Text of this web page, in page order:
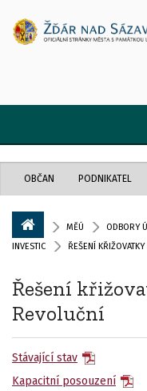
OBČAN PODNIKATEL
MĚÚ ODBORY
INVESTIC
ŘEŠENÍ
Řešení
Revoluční
Stávající stav
Kapacitní posouzení